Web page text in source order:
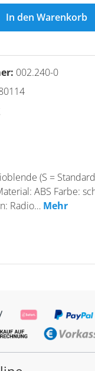
In den Warenkorb
002.240-0
(S =
ABS Farbe:
Radio… Mehr